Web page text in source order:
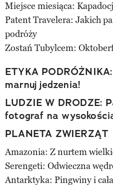
Miejsce miesiąca:
Patent Travelera: Jakich
podróży
Zostań Tubylcem:
ETYKA
marnuj jedzenia!
LUDZIE W DRODZE:
fotograf na
PLANETA ZWIERZĄT
Amazonia: Z nurtem
Serengeti: Odwieczna
Antarktyka: Pingwiny i